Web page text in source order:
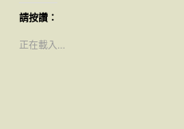
請按讚：
正在載入…